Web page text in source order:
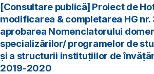
[Consultare publică] Proiect de
modificarea & completarea HG
aprobarea Nomenclatorului
specializărilor/ programelor de
şi a structurii instituțiilor de
2019-2020